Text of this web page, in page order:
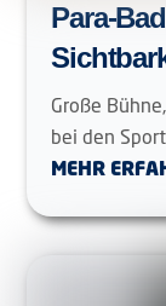
Para-
Große
bei den
MEHR